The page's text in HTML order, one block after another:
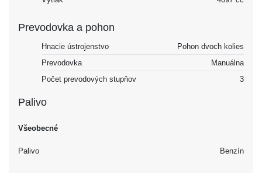
Prevodovka a pohon
Hnacie ústrojenstvo
Pohon dvoch kolies
Prevodovka
Manuálna
Počet prevodových stupňov
3
Palivo
Všeobecné
Palivo Benzín